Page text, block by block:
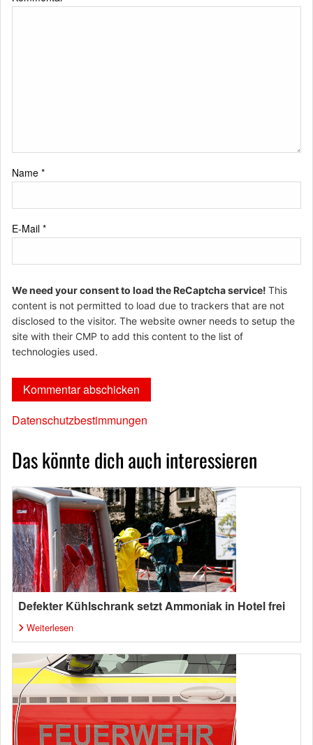
Name *
E-Mail *
We need your consent to load the ReCaptcha service! This
content is not permitted to load due to trackers that are not
disclosed to the visitor. The website owner needs to setup the
site with their CMP to add this content to the list of
technologies used.
Datenschutzbestimmungen
Das könnte dich auch interessieren
Defekter Kühlschrank setzt Ammoniak in Hotel frei
Weiterlesen